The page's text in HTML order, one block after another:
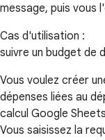
message, puis vous
Cas d'utilisation :
suivre un budget de
Vous voulez créer
dépenses liées au
calcul Google
Vous saisissez la